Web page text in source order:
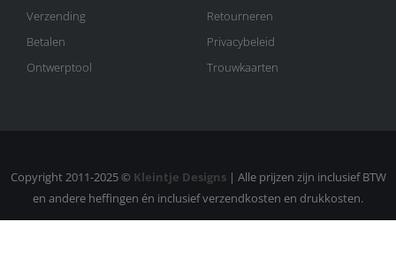
Verzending
Betalen
Ontwerptool
Retourneren
Privacybeleid
Trouwkaarten
Copyright 2011-2025 © Kleintje Designs| Alle prijzen zijn inclusief BTW
en andere heffingen én inclusief verzendkosten en drukkosten.